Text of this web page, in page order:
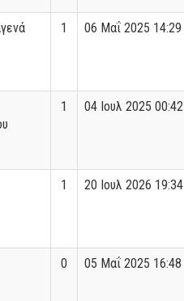
1 06 Μαΐ 2025 14:29
1 04 Ιουλ 2025 00:42
1 20 Ιουλ 2026 19:34
0 05 Μαΐ 2025 16:48